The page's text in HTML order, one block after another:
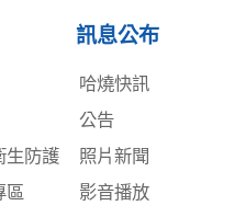
生防護
區
訊息公布
哈燒快訊
公告
照片新聞
影音播放